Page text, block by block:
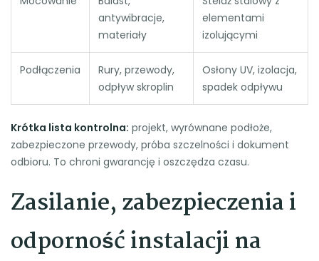
antywibracje,
materiały
elementami
izolującymi
Podłączenia
Rury, przewody,
odpływ skroplin
Osłony UV, izolacja,
spadek odpływu
Krótka lista kontrolna: projekt, wyrównane podłoże,
zabezpieczone przewody, próba szczelności i dokument
odbioru. To chroni gwarancję i oszczędza czasu.
Zasilanie, zabezpieczenia i
odporność instalacji na